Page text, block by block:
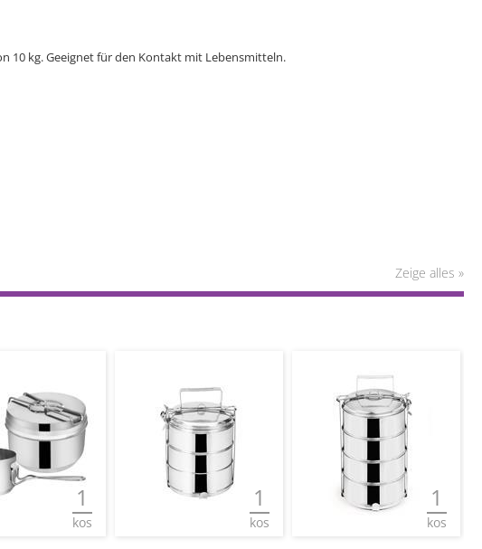
10 kg. Geeignet für den Kontakt mit Lebensmitteln.
Zeige alles »
1
kos
1
kos
1
kos